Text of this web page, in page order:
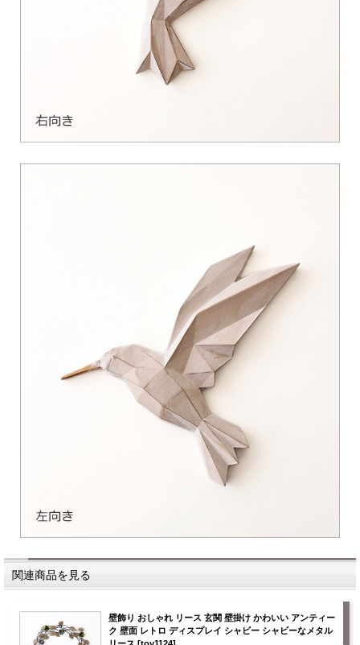
関連商品を見る
壁飾り おしゃれ リース 玄関 壁掛け かわいい アンティー
ク 壁面 レトロ ディスプレイ シャビー シャビーなメタル